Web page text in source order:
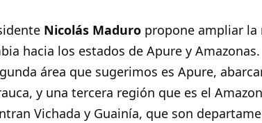
Nicolás Maduro propone ampliar la
hacia los estados de Apure y Amazonas.
área que sugerimos es Apure,
y una tercera región que es el
Vichada y Guainía, que son